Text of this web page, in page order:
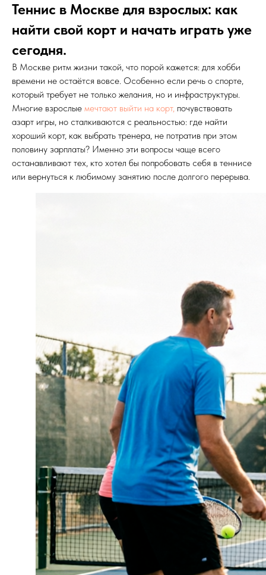
Теннис в Москве для взрослых: как
найти свой корт и начать играть уже
сегодня.
В Москве ритм жизни такой, что порой кажется: для хобби
времени не остаётся вовсе. Особенно если речь о спорте,
который требует не только желания, но и инфраструктуры.
Многие взрослые мечтают выйти на корт, почувствовать
азарт игры, но сталкиваются с реальностью: где найти
хороший корт, как выбрать тренера, не потратив при этом
половину зарплаты? Именно эти вопросы чаще всего
останавливают тех, кто хотел бы попробовать себя в теннисе
или вернуться к любимому занятию после долгого перерыва.